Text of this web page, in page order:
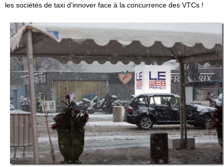
les sociétés de taxi d’innover face à la concurrence des VTCs !